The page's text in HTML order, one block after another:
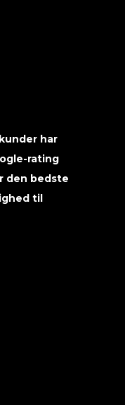
har
rating
den bedste
til